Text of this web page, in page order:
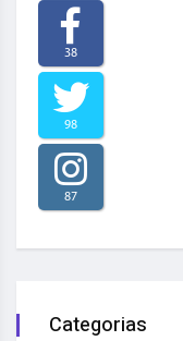
38
98
87
Categorias